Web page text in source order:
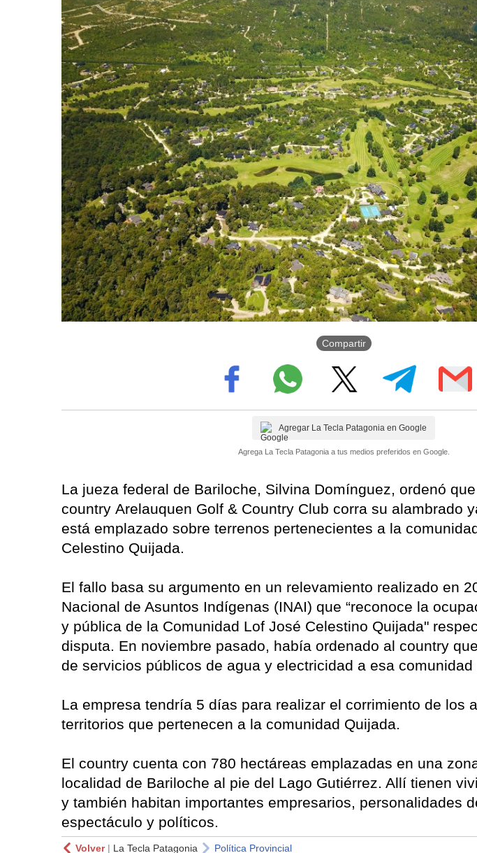
Compartir
Agregar La Tecla Patagonia en Google
Agrega La Tecla Patagonia a tus medios preferidos en Google.
La jueza federal de Bariloche, Silvina Domínguez, ordenó
country Arelauquen Golf & Country Club corra su alambrado
está emplazado sobre terrenos pertenecientes a la
Celestino Quijada.
El fallo basa su argumento en un relevamiento realizado en
Nacional de Asuntos Indígenas (INAI) que “reconoce la
y pública de la Comunidad Lof José Celestino Quijada"
disputa. En noviembre pasado, había ordenado al country
de servicios públicos de agua y electricidad a esa comunidad
La empresa tendría 5 días para realizar el corrimiento de los
territorios que pertenecen a la comunidad Quijada.
El country cuenta con 780 hectáreas emplazadas en una
localidad de Bariloche al pie del Lago Gutiérrez. Allí tienen
y también habitan importantes empresarios, personalidades
espectáculo y políticos.
Volver| La Tecla Patagonia Política Provincial